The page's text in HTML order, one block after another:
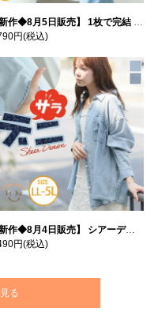
◆8月5日販売】 1枚で完結 袖口＆バック フハク使い トップス | 大きいサイズの通販ならハッピーマリリン
円(税込)
◆8月4日販売】 シアーデニムで お洒落に肌隠し | 大きいサイズの通販ならハッピーマリリン
円(税込)
る